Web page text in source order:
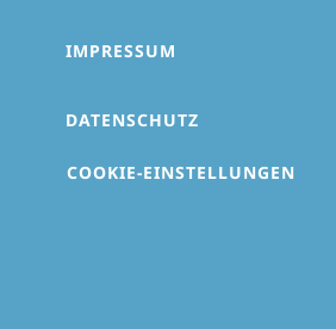
IMPRESSUM
DATENSCHUTZ
COOKIE-EINSTELLUNGEN